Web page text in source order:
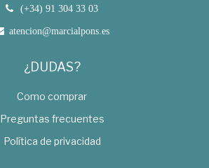
(+34) 91 304 33 03
atencion@marcialpons.es
¿DUDAS?
Como comprar
Preguntas frecuentes
Política de privacidad